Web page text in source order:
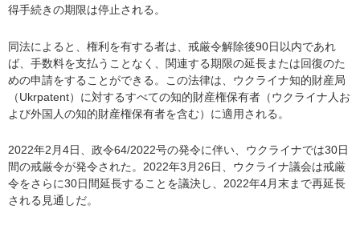
得手続きの期限は停止される。
同法によると、権利を有する者は、戒厳令解除後90日以内であれ
ば、手数料を支払うことなく、関連する期限の延長または回復のた
めの申請をすることができる。この法律は、ウクライナ知的財産局
（Ukrpatent）に対するすべての知的財産権保有者（ウクライナ人お
よび外国人の知的財産権保有者を含む）に適用される。
2022年2月4日、政令64/2022号の発令に伴い、ウクライナでは30日
間の戒厳令が発令された。2022年3月26日、ウクライナ議会は戒厳
令をさらに30日間延長することを議決し、2022年4月末まで再延長
される見通しだ。